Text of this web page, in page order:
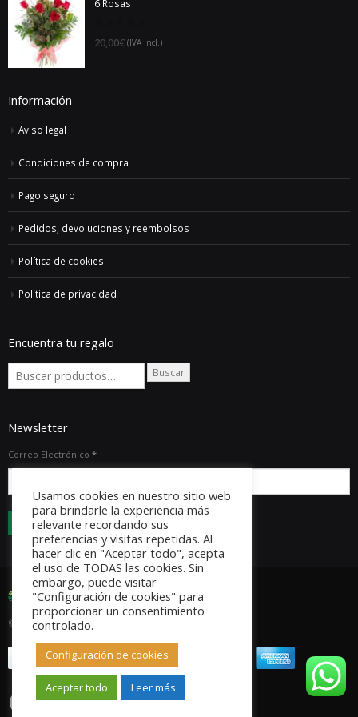
6 Rosas
out
20,00€ (IVA incl.)
Información
Aviso legal
Condiciones de compra
Pago seguro
Pedidos, devoluciones y reembolsos
Política de cookies
Política de privacidad
Encuentra tu regalo
Buscar
Newsletter
Correo Electrónico *
© Copyright 2023. Todos los derechos reservados.
Usamos cookies en nuestro sitio web
para brindarle la experiencia más
relevante recordando sus
preferencias y visitas repetidas. Al
hacer clic en "Aceptar todo", acepta
el uso de TODAS las cookies. Sin
embargo, puede visitar
"Configuración de cookies" para
proporcionar un consentimiento
controlado.
Configuración de cookies
Aceptar todo Leer más